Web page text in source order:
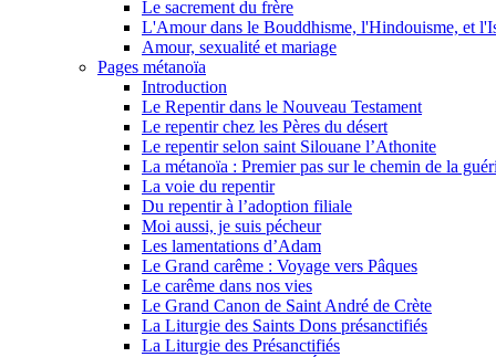
Le sacrement du frère
L'Amour dans le Bouddhisme, l'Hindouisme, et
Amour, sexualité et mariage
Pages métanoïa
Introduction
Le Repentir dans le Nouveau Testament
Le repentir chez les Pères du désert
Le repentir selon saint Silouane l’Athonite
La métanoïa : Premier pas sur le chemin de la
La voie du repentir
Du repentir à l’adoption filiale
Moi aussi, je suis pécheur
Les lamentations d’Adam
Le Grand carême : Voyage vers Pâques
Le carême dans nos vies
Le Grand Canon de Saint André de Crète
La Liturgie des Saints Dons présanctifiés
La Liturgie des Présanctifiés